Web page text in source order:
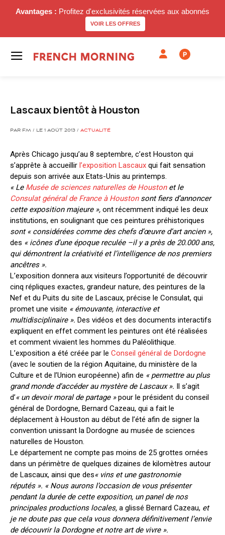
Avantages : Profitez d'exclusivités réservées aux abonnés
VOIR LES OFFRES
P
Lascaux bientôt à Houston
PAR FM / LE 1 AOÛT 2013 / ACTUALITÉ
Après Chicago jusqu’au 8 septembre, c’est Houston qui
s’apprête à accueillir l’exposition Lascaux qui fait sensation
depuis son arrivée aux Etats-Unis au printemps.
« Le Musée de sciences naturelles de Houstonet le
Consulat général de France à Houstonsont fiers d’annoncer
cette exposition majeure », ont récemment indiqué les deux
institutions, en soulignant que ces peintures préhistoriques
sont « considérées comme des chefs d’œuvre d’art ancien »,
des « icônes d’une époque reculée –il y a près de 20.000 ans,
qui démontrent la créativité et l’intelligence de nos premiers
ancêtres ».
L’exposition donnera aux visiteurs l’opportunité de découvrir
cinq répliques exactes, grandeur nature, des peintures de la
Nef et du Puits du site de Lascaux, précise le Consulat, qui
promet une visite « émouvante, interactive et
multidisciplinaire ». Des vidéos et des documents interactifs
expliquent en effet comment les peintures ont été réalisées
et comment vivaient les hommes du Paléolithique.
L’exposition a été créée par le Conseil général de Dordogne
(avec le soutien de la région Aquitaine, du ministère de la
Culture et de l’Union européenne) afin de « permettre au plus
grand monde d’accéder au mystère de Lascaux ». Il s’agit
d’« un devoir moral de partage »pour le président du conseil
général de Dordogne, Bernard Cazeau, qui a fait le
déplacement à Houston au début de l’été afin de signer la
convention unissant la Dordogne au musée de sciences
naturelles de Houston.
Le département ne compte pas moins de 25 grottes ornées
dans un périmètre de quelques dizaines de kilomètres autour
de Lascaux, ainsi que des« vins et une gastronomie
réputés ». « Nous aurons l’occasion de vous présenter
pendant la durée de cette exposition, un panel de nos
principales productions locales, a glissé Bernard Cazeau, et
je ne doute pas que cela vous donnera définitivement l’envie
de découvrir la Dordogne et notre art de vivre ».